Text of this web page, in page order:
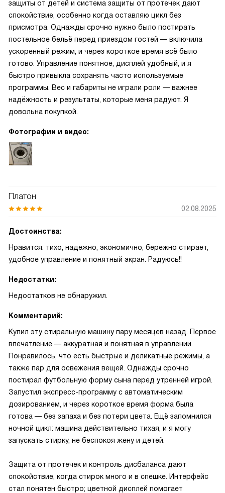
защиты от детей и система защиты от протечек дают
спокойствие, особенно когда оставляю цикл без
присмотра. Однажды срочно нужно было постирать
постельное бельё перед приездом гостей — включила
ускоренный режим, и через короткое время всё было
готово. Управление понятное, дисплей удобный, и я
быстро привыкла сохранять часто используемые
программы. Вес и габариты не играли роли — важнее
надёжность и результаты, которые меня радуют. Я
довольна покупкой.
Фотографии и видео:
Платон
02.08.2025
Достоинства:
Нравится: тихо, надежно, экономично, бережно стирает,
удобное управление и понятный экран. Радуюсь!!
Недостатки:
Недостатков не обнаружил.
Комментарий:
Купил эту стиральную машину пару месяцев назад. Первое
впечатление — аккуратная и понятная в управлении.
Понравилось, что есть быстрые и деликатные режимы, а
также пар для освежения вещей. Однажды срочно
постирал футбольную форму сына перед утренней игрой.
Запустил экспресс-программу с автоматическим
дозированием, и через короткое время форма была
готова — без запаха и без потери цвета. Ещё запомнился
ночной цикл: машина действительно тихая, и я могу
запускать стирку, не беспокоя жену и детей.
Защита от протечек и контроль дисбаланса дают
спокойствие, когда стирок много и в спешке. Интерфейс
стал понятен быстро; цветной дисплей помогает